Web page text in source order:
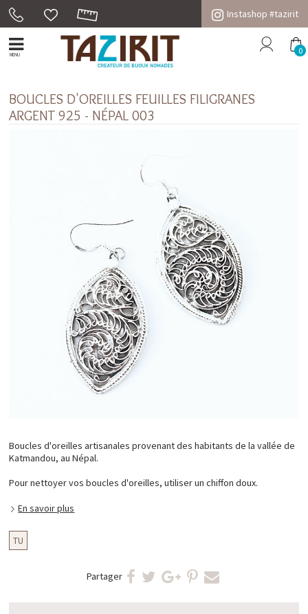
Instashop #tazirit
MENU 0
BOUCLES D'OREILLES FEUILLES FILIGRANES
ARGENT 925 - NÉPAL 003
Boucles d'oreilles artisanales provenant des habitants de la vallée de
Katmandou, au Népal.
Pour nettoyer vos boucles d'oreilles, utiliser un chiffon doux.
En savoir plus
TU
Partager